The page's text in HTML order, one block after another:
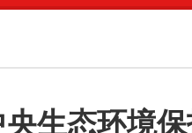
生态环境